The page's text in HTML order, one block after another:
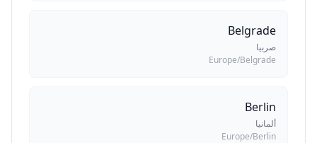
Belgrade
صربيا
Europe/Belgrade
Berlin
ألمانيا
Europe/Berlin